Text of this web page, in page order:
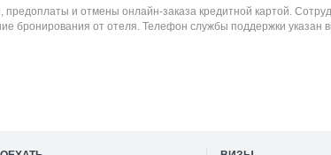
и отмены онлайн-заказа кредитной картой.
бронирования от отеля. Телефон службы поддержки указан